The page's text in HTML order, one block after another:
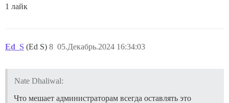
1 лайк
Ed_S (Ed S) 05.Декабрь.2024 16:34:03
8
Nate Dhaliwal:
Что мешает администраторам всегда оставлять это